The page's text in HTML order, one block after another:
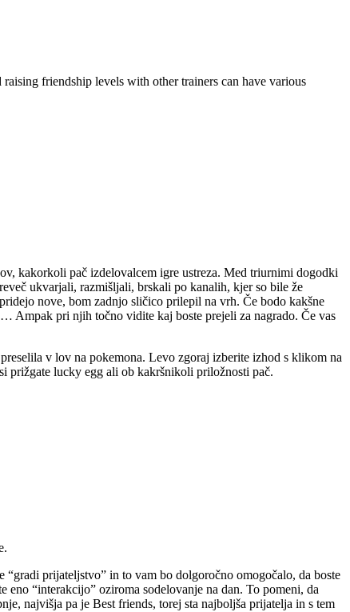
friendship levels with other trainers can have various
kakorkoli pač izdelovalcem igre ustreza. Med triurnimi dogodki
ukvarjali, razmišljali, brskali po kanalih, kjer so bile že
nove, bom zadnjo sličico prilepil na vrh. Če bodo kakšne
Ampak pri njih točno vidite kaj boste prejeli za nagrado. Če vas
v lov na pokemona. Levo zgoraj izberite izhod s klikom na
prižgate lucky egg ali ob kakršnikoli priložnosti pač.
prijateljstvo” in to vam bo dolgoročno omogočalo, da boste
“interakcijo” oziroma sodelovanje na dan. To pomeni, da
najvišja pa je Best friends, torej sta najboljša prijatelja in s tem